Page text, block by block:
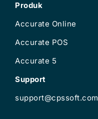
Produk
Accurate Online
Accurate POS
Accurate 5
Support
support@cpssoft.com